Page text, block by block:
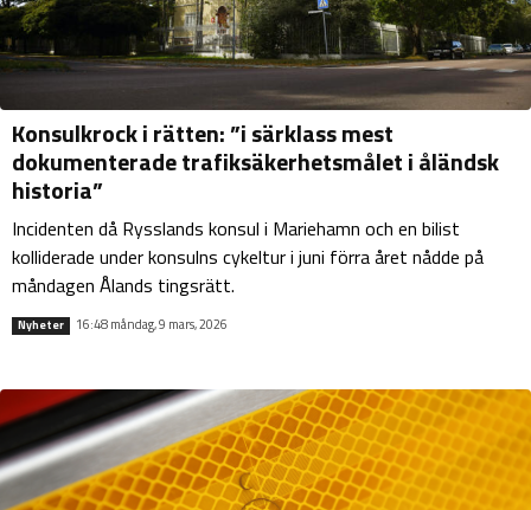
Konsulkrock i rätten: ”i särklass mest
dokumenterade trafiksäkerhetsmålet i åländsk
historia”
Incidenten då Rysslands konsul i Mariehamn och en bilist
kolliderade under konsulns cykeltur i juni förra året nådde på
måndagen Ålands tingsrätt.
Nyheter 16:48 måndag, 9 mars, 2026